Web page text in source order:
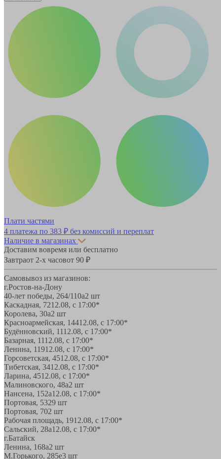
Плати частями
4 платежа по 383 ₽ без комиссий и переплат
Наличие в магазинах
Доставим вовремя или бесплатно
Завтраот 2-х часовот 90 ₽
Самовывоз из магазинов:
г.Ростов-на-Дону
40-лет победы, 264/110а2 шт
Каскадная, 7212.08, с 17:00*
Королева, 30а2 шт
Красноармейская, 14412.08, с 17:00*
Будённовский, 1112.08, с 17:00*
Базарная, 1112.08, с 17:00*
Ленина, 11912.08, с 17:00*
Горсоветская, 4512.08, с 17:00*
Тибетская, 3412.08, с 17:00*
Ларина, 4512.08, с 17:00*
Малиновского, 48а2 шт
Нансена, 152а12.08, с 17:00*
Портовая, 5329 шт
Портовая, 702 шт
Рабочая площадь, 1912.08, с 17:00*
Сальский, 28a12.08, с 17:00*
г.Батайск
Ленина, 168а2 шт
М.Горького, 285е3 шт